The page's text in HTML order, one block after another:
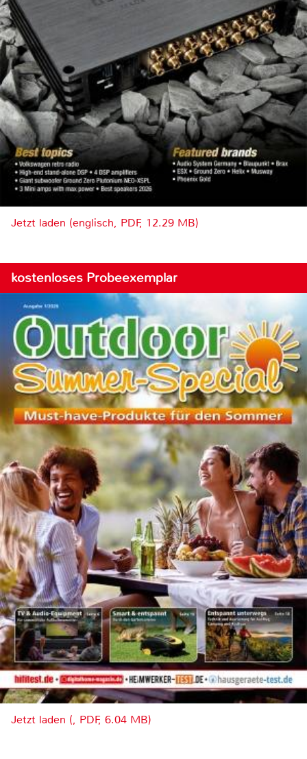
Jetzt laden (englisch, PDF, 12.29 MB)
kostenloses Probeexemplar
Jetzt laden (, PDF, 6.04 MB)